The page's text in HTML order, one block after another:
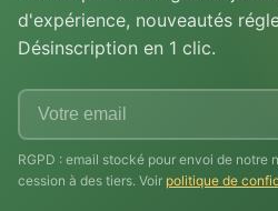
d'expérience, nouveautés
Désinscription en 1 clic.
RGPD : email stocké pour envoi de notre
cession à des tiers. Voir politique de